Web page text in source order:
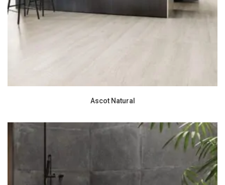
Ascot Natural